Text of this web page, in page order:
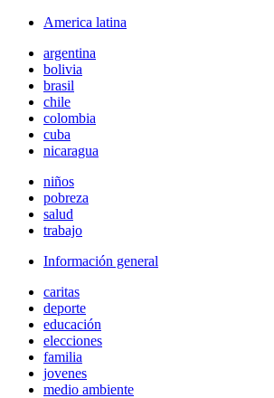
America latina
argentina
bolivia
brasil
chile
colombia
cuba
nicaragua
niños
pobreza
salud
trabajo
Información general
caritas
deporte
educación
elecciones
familia
jovenes
medio ambiente